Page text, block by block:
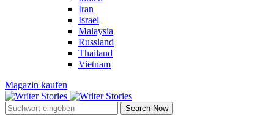
Iran
Israel
Malaysia
Russland
Thailand
Vietnam
Magazin kaufen
Search Now